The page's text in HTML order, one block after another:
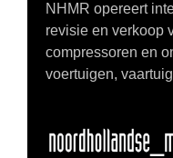
NHMR opereert
revisie en verkoop
compressoren en
voertuigen,